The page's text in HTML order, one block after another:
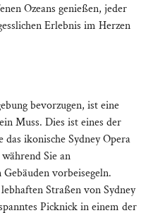
Ozeans genießen, jeder
Erlebnis im Herzen
bevorzugen, ist eine
Muss. Dies ist eines der
das ikonische Sydney Opera
Sie an
vorbeisegeln.
Straßen von Sydney
Picknick in einem der